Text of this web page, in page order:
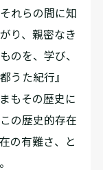
れらの間に知
り、親密なき
のを、学び、
うた紀行』
もその歴史に
の歴史的存在
の有難さ、と